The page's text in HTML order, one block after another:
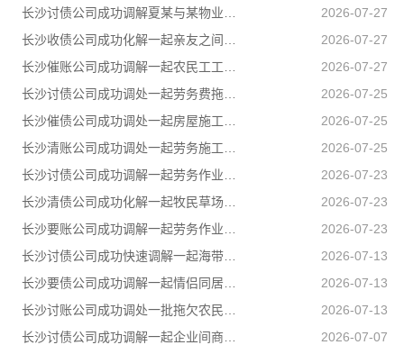
长沙讨债公司成功调解夏某与某物业公司物业服务合同纠纷
2026-07-27
长沙收债公司成功化解一起亲友之间的民间借贷纠纷，用司法温情弥合裂痕，让濒临破碎的亲情重回温暖轨道
2026-07-27
长沙催账公司成功调解一起农民工工伤赔偿纠纷，承办法官坚持情理法相融，在兼顾企业经营困境的同时，全力保障受伤农民工合法权益
2026-07-27
长沙讨债公司成功调处一起劳务费拖欠纠纷，帮助两名务工群众全额追回拖欠薪资
2026-07-25
长沙催债公司成功调处一起房屋施工遗留安全隐患引发的邻里纠纷，通过法理宣讲、耐心疏导，让邻里矛盾就地化解、邻里温情再度升温
2026-07-25
长沙清账公司成功调处一起劳务施工人身损害赔偿纠纷，原本因误工补偿僵持不下的张某、李某二人，在司法所工作人员耐心疏导、法理释明下，自愿达成一次性赔偿协议，一场劳务矛盾顺利圆满化解
2026-07-25
长沙讨债公司成功调解一起劳务作业引发的人身损害赔偿纠纷，通过耐心细致调解，圆满化解双方矛盾
2026-07-23
长沙清债公司成功化解一起牧民草场边界邻里纠纷，有效避免矛盾升级
2026-07-23
长沙要账公司成功调解一起劳务作业引发的人身损害赔偿纠纷，通过耐心细致调解，圆满化解双方矛盾
2026-07-23
长沙讨债公司成功快速调解一起海带加工产品运输合同纠纷
2026-07-13
长沙要债公司成功调解一起情侣同居期间因感情不和引发的健康权纠纷，有效避免纠纷升级
2026-07-13
长沙讨账公司成功调处一批拖欠农民工工资纠纷，让农民工不打官司就把工资要回来
2026-07-13
长沙讨债公司成功调解一起企业间商事合同纠纷
2026-07-07